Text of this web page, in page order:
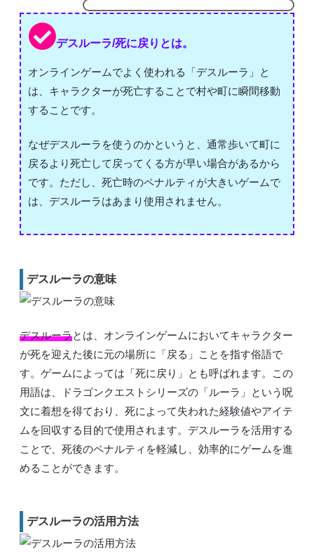
デスルーラ/死に戻りとは。
オンラインゲームでよく使われる「デスルーラ」と
は、キャラクターが死亡することで村や町に瞬間移動
することです。
なぜデスルーラを使うのかというと、通常歩いて町に
戻るより死亡して戻ってくる方が早い場合があるから
です。ただし、死亡時のペナルティが大きいゲームで
は、デスルーラはあまり使用されません。
デスルーラの意味
デスルーラとは、オンラインゲームにおいてキャラクター
が死を迎えた後に元の場所に「戻る」ことを指す俗語で
す。ゲームによっては「死に戻り」とも呼ばれます。この
用語は、ドラゴンクエストシリーズの「ルーラ」という呪
文に着想を得ており、死によって失われた経験値やアイテ
ムを回収する目的で使用されます。デスルーラを活用する
ことで、死後のペナルティを軽減し、効率的にゲームを進
めることができます。
デスルーラの活用方法